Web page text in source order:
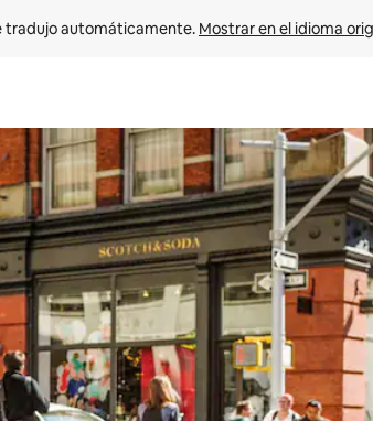
tradujo automáticamente. Mostrar en el idioma